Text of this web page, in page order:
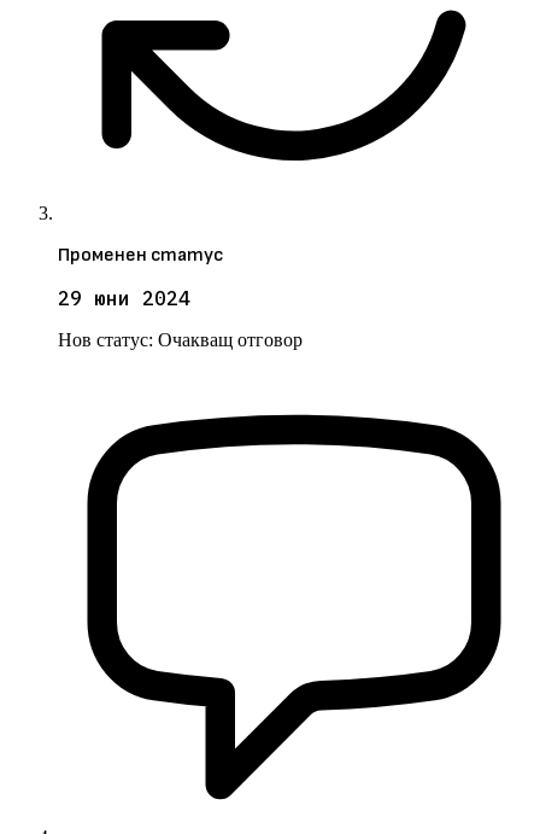
Променен статус
29 юни 2024
Нов статус: Очакващ отговор